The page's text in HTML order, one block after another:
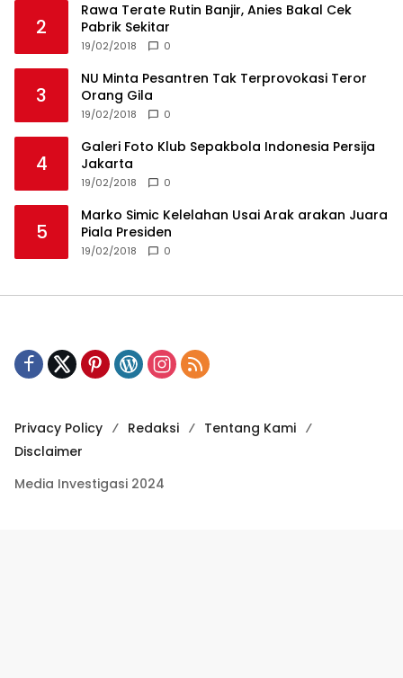
2
Rawa Terate Rutin Banjir, Anies Bakal Cek
Pabrik Sekitar
19/02/2018 0
3
NU Minta Pesantren Tak Terprovokasi Teror
Orang Gila
19/02/2018 0
4
Galeri Foto Klub Sepakbola Indonesia Persija
Jakarta
19/02/2018 0
5
Marko Simic Kelelahan Usai Arak arakan Juara
Piala Presiden
19/02/2018 0
Privacy Policy Redaksi
Tentang Kami
Disclaimer
Media Investigasi 2024